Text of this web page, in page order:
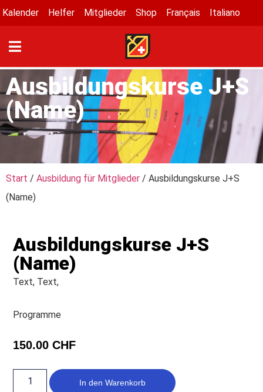
Kalender Helfer Mitglieder Shop Français Italiano
Ausbildungskurse J+S
(Name)
Start / Ausbildung für Mitglieder / Ausbildungskurse J+S
(Name)
Ausbildungskurse J+S
(Name)
Text, Text,
Programme
150.00CHF
In den Warenkorb